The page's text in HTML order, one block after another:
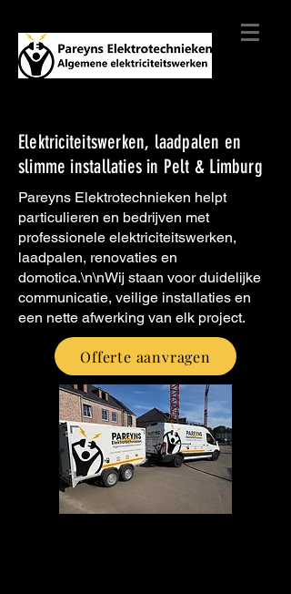
Elektriciteitswerken, laadpalen en
slimme installaties in Pelt & Limburg
Pareyns Elektrotechnieken helpt
particulieren en bedrijven met
professionele elektriciteitswerken,
laadpalen, renovaties en
domotica.\n\nWij staan voor duidelijke
communicatie, veilige installaties en
een nette afwerking van elk project.
Offerte aanvragen